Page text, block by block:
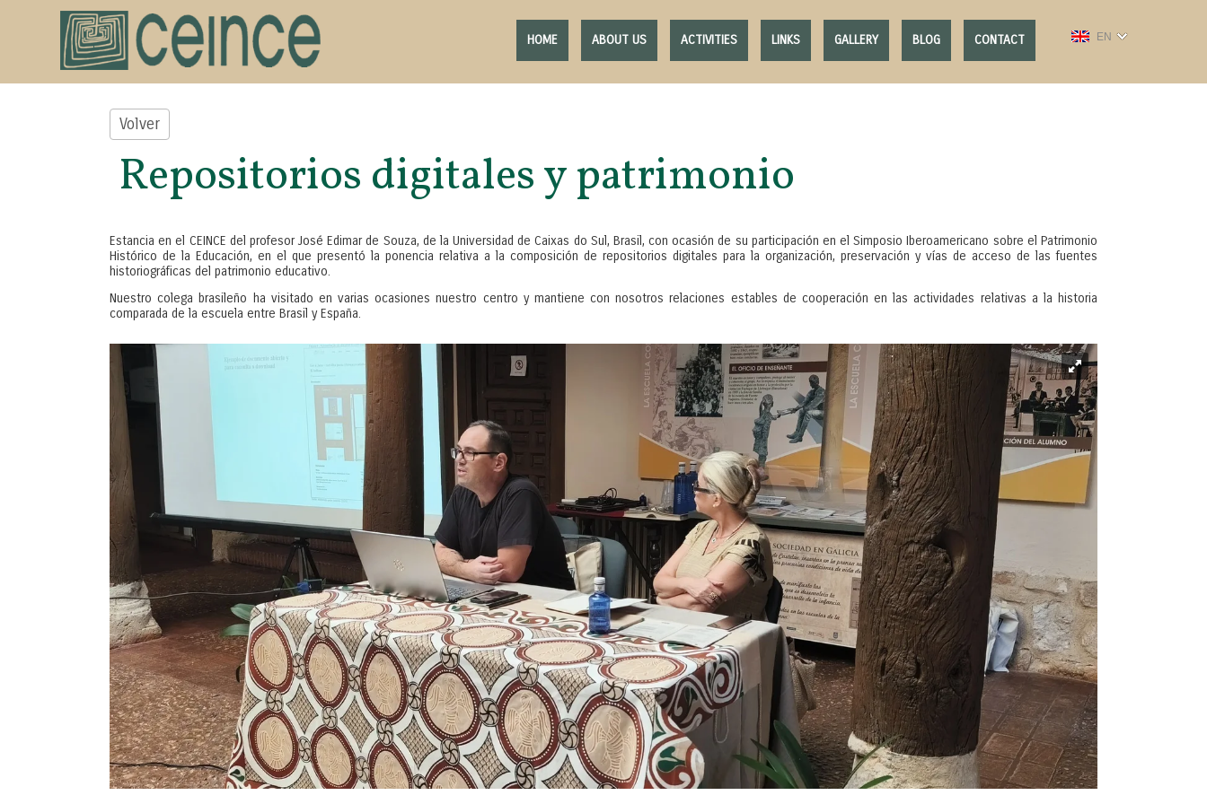
EN
HOME ABOUT US ACTIVITIES LINKS GALLERY BLOG CONTACT
Volver
Repositorios digitales y patrimonio
Estancia en el CEINCE del profesor José Edimar de Souza, de la Universidad de Caixas do Sul, Brasil, con ocasión de su participación en el Simposio Iberoamericano sobre el Patrimonio
Histórico de la Educación, en el que presentó la ponencia relativa a la composición de repositorios digitales para la organización, preservación y vías de acceso de las fuentes
historiográficas del patrimonio educativo.
Nuestro colega brasileño ha visitado en varias ocasiones nuestro centro y mantiene con nosotros relaciones estables de cooperación en las actividades relativas a la historia
comparada de la escuela entre Brasil y España.